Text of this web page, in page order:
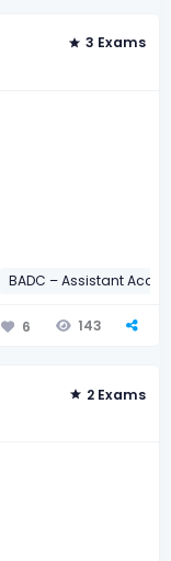
3 Exams
BADC – Assistant
6 143
2 Exams